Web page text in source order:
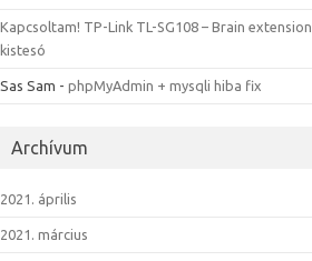
Kapcsoltam! TP-Link TL-SG108 – Brain extension
kistesó
Sas Sam - phpMyAdmin + mysqli hiba fix
Archívum
2021. április
2021. március